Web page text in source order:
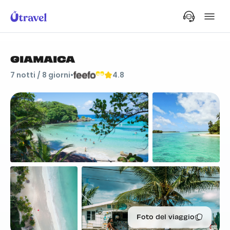
GIAMAICA
7 notti / 8 giorni• 4.8
Foto del viaggio